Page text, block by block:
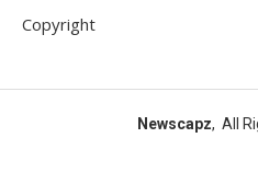
Copyright
Newscapz, All